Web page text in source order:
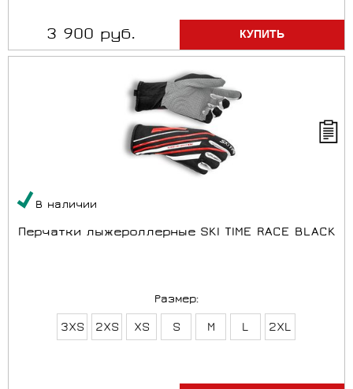
3 900 руб.
В наличии
Перчатки лыжероллерные SKI TIME RACE BLACK
Размер:
3XS 2XS XS S M L 2XL